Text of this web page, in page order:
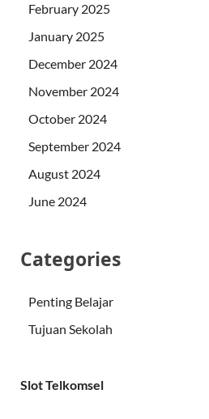
February 2025
January 2025
December 2024
November 2024
October 2024
September 2024
August 2024
June 2024
Categories
Penting Belajar
Tujuan Sekolah
Slot Telkomsel